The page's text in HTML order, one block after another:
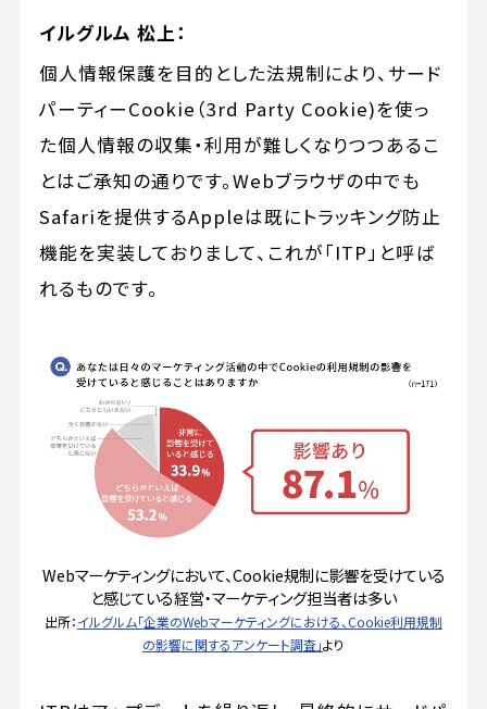
イルグルム 松上：
個人情報保護を目的とした法規制により、サード
パーティーCookie（3rd Party Cookie)を使っ
た個人情報の収集・利用が難しくなりつつあるこ
とはご承知の通りです。Webブラウザの中でも
Safariを提供するAppleは既にトラッキング防止
機能を実装しておりまして、これが「ITP」と呼ば
れるものです。
Webマーケティングにおいて、Cookie規制に影響を受けている
と感じている経営・マーケティング担当者は多い
出所：イルグルム「企業のWebマーケティングにおける、Cookie利用規制
の影響に関するアンケート調査」より